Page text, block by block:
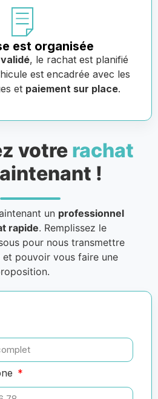
est organisée
, le rachat est planifié
est encadrée avec les
et paiement sur place.
votre rachat
!
un professionnel
rapide. Remplissez le
pour nous transmettre
pouvoir vous faire une